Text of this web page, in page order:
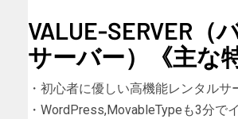
VALUE-SERVER（
サーバー）《主な
・初心者に優しい高機能レンタルサ
・WordPress,MovableTypeも3分で